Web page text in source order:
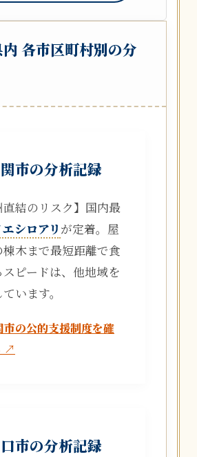
各市区町村別の分
市の分析記録
直結のリスク】国内最
エシロアリ が定着。屋
木まで最短距離で食
スピードは、他地域を
います。
の公的支援制度を確
↗
市の分析記録